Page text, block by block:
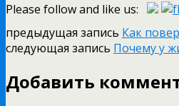
Please follow and like us:
предыдущая запись Как
следующая запись Почему у
Добавить